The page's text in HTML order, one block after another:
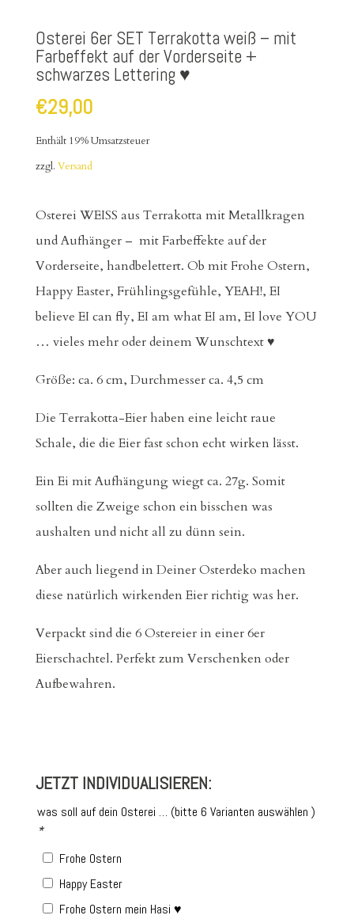
Osterei 6er SET Terrakotta weiß – mit
Farbeffekt auf der Vorderseite +
schwarzes Lettering ♥
€29,00
Enthält 19% Umsatzsteuer
zzgl. Versand
Osterei WEISS aus Terrakotta mit Metallkragen
und Aufhänger – mit Farbeffekte auf der
Vorderseite, handbelettert. Ob mit Frohe Ostern,
Happy Easter, Frühlingsgefühle, YEAH!, EI
believe EI can fly, EI am what EI am, EI love YOU
… vieles mehr oder deinem Wunschtext ♥
Größe: ca. 6 cm, Durchmesser ca. 4,5 cm
Die Terrakotta-Eier haben eine leicht raue
Schale, die die Eier fast schon echt wirken lässt.
Ein Ei mit Aufhängung wiegt ca. 27g. Somit
sollten die Zweige schon ein bisschen was
aushalten und nicht all zu dünn sein.
Aber auch liegend in Deiner Osterdeko machen
diese natürlich wirkenden Eier richtig was her.
Verpackt sind die 6 Ostereier in einer 6er
Eierschachtel. Perfekt zum Verschenken oder
Aufbewahren.
JETZT INDIVIDUALISIEREN:
was soll auf dein Osterei … (bitte 6 Varianten auswählen )
*
Frohe Ostern
Happy Easter
Frohe Ostern mein Hasi ♥